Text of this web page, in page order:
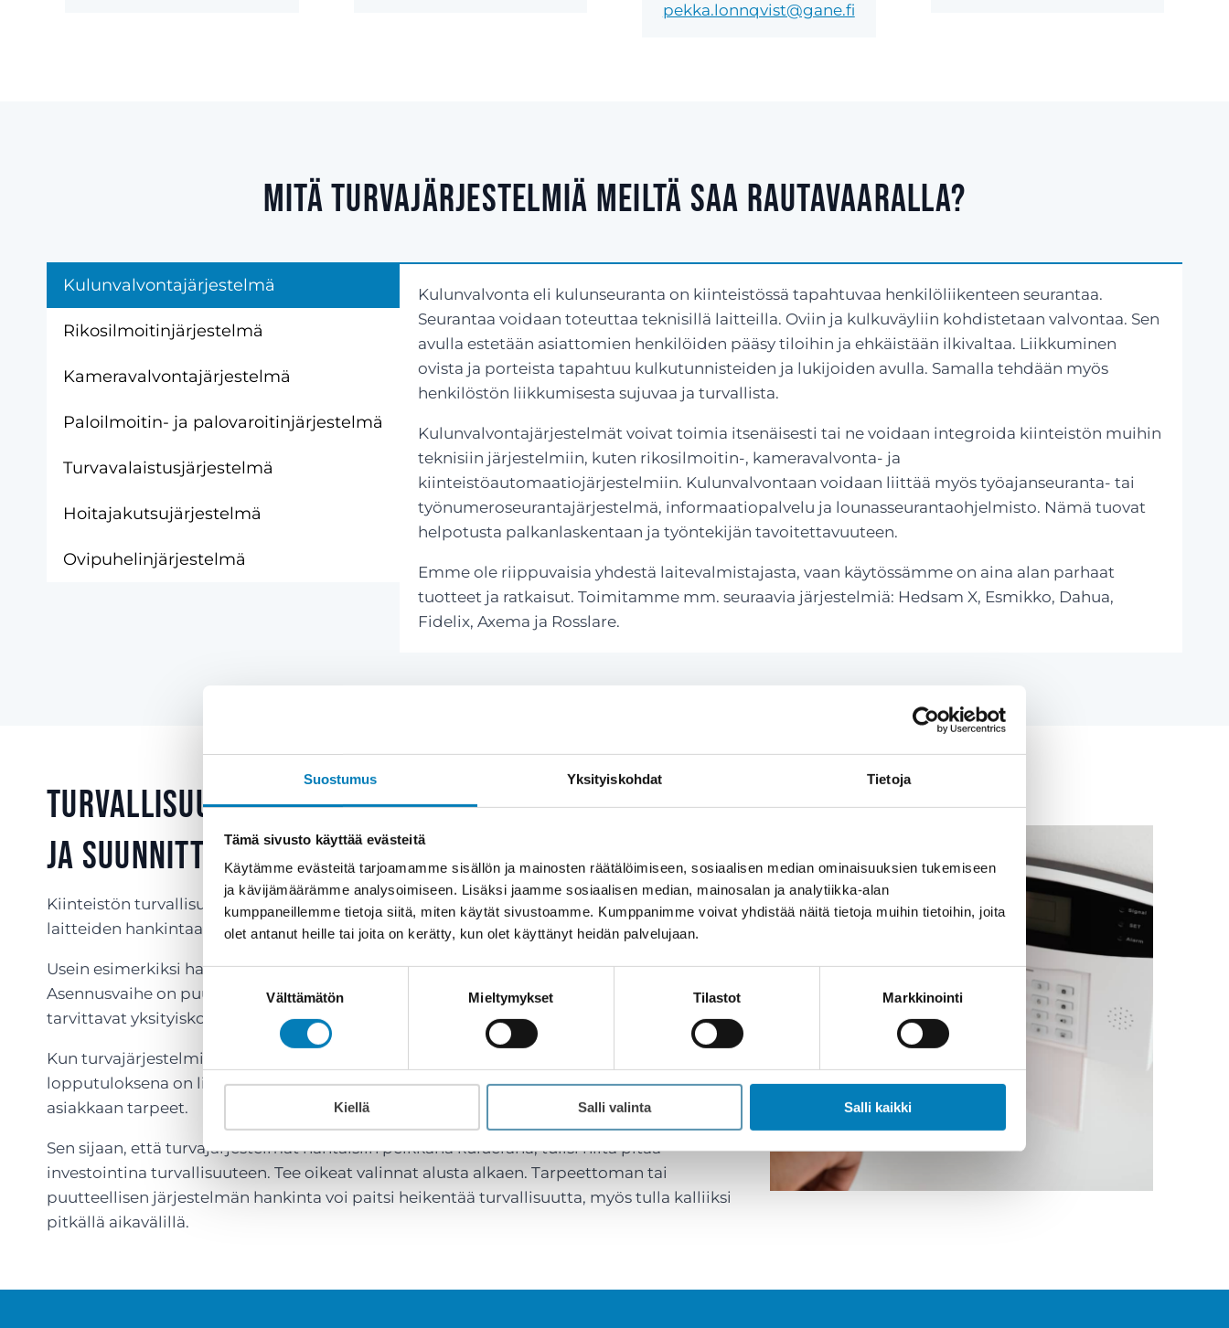
Suostumus Yksityiskohdat Tietoja
Tämä sivusto käyttää evästeitä
Käytämme evästeitä tarjoamamme sisällön ja mainosten räätälöimiseen, sosiaalisen median ominaisuuksien tukemiseen
ja kävijämäärämme analysoimiseen. Lisäksi jaamme sosiaalisen median, mainosalan ja analytiikka-alan
kumppaneillemme tietoja siitä, miten käytät sivustoamme. Kumppanimme voivat yhdistää näitä tietoja muihin tietoihin, joita
olet antanut heille tai joita on kerätty, kun olet käyttänyt heidän palvelujaan.
Suostumuksen
valinta
Välttämätön Mieltymykset Tilastot Markkinointi
Kiellä Salli valinta Salli kaikki
pekka.lonnqvist@gane.fi
Mitä turvajärjestelmiä meiltä saa Rautavaaralla?
Kulunvalvontajärjestelmä
Rikosilmoitinjärjestelmä
Kameravalvontajärjestelmä
Paloilmoitin- ja palovaroitinjärjestelmä
Turvavalaistusjärjestelmä
Hoitajakutsujärjestelmä
Ovipuhelinjärjestelmä
Kulunvalvonta eli kulunseuranta on kiinteistössä tapahtuvaa henkilöliikenteen seurantaa.
Seurantaa voidaan toteuttaa teknisillä laitteilla. Oviin ja kulkuväyliin kohdistetaan valvontaa. Sen
avulla estetään asiattomien henkilöiden pääsy tiloihin ja ehkäistään ilkivaltaa. Liikkuminen
ovista ja porteista tapahtuu kulkutunnisteiden ja lukijoiden avulla. Samalla tehdään myös
henkilöstön liikkumisesta sujuvaa ja turvallista.
Kulunvalvontajärjestelmät voivat toimia itsenäisesti tai ne voidaan integroida kiinteistön muihin
teknisiin järjestelmiin, kuten rikosilmoitin-, kameravalvonta- ja
kiinteistöautomaatiojärjestelmiin. Kulunvalvontaan voidaan liittää myös työajanseuranta- tai
työnumeroseurantajärjestelmä, informaatiopalvelu ja lounasseurantaohjelmisto. Nämä tuovat
helpotusta palkanlaskentaan ja työntekijän tavoitettavuuteen.
Emme ole riippuvaisia yhdestä laitevalmistajasta, vaan käytössämme on aina alan parhaat
tuotteet ja ratkaisut. Toimitamme mm. seuraavia järjestelmiä: Hedsam X, Esmikko, Dahua,
Fidelix, Axema ja Rosslare.
Turvallisuus vaatii kokonaisvaltaista ymmärrystä
ja suunnittelua
Kiinteistön turvallisuuden takaaminen vaatii kokonaisvaltaista suunnittelua, ei pelkkää
laitteiden hankintaa sieltä sun täältä.
Usein esimerkiksi hankitaan kamerat kiinteistöön ilman ymmärrystä kokonaistarpeesta.
Asennusvaihe on puutteellinen, jolloin kuvataan väärää kohtaa tai kuvasta ei erotu
tarvittavat yksityiskohdat. Pelkkä kamera ei ole automaattisesti turvallisuuden tae.
Kun turvajärjestelmiä ei suunnittele ja toteuta turvallisuusalan ammattilainen,
lopputuloksena on liian usein pelkkä rahan tuhlaus. Ammattilainen osaa kysyä ja kartoittaa
asiakkaan tarpeet.
Sen sijaan, että turvajärjestelmät nähtäisiin pelkkänä kulueränä, tulisi niitä pitää
investointina turvallisuuteen. Tee oikeat valinnat alusta alkaen. Tarpeettoman tai
puutteellisen järjestelmän hankinta voi paitsi heikentää turvallisuutta, myös tulla kalliiksi
pitkällä aikavälillä.